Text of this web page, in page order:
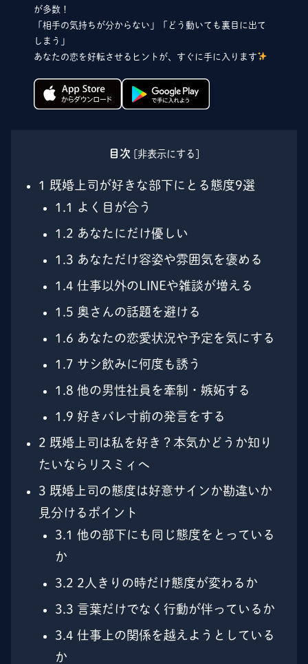
が多数！
「相手の気持ちが分からない」「どう動いても裏目に出て
しまう」
あなたの恋を好転させるヒントが、すぐに手に入ります
目次 [非表示にする ]
1
既婚上司が好きな部下にとる態度9選
1.1
よく目が合う
1.2 あなたにだけ優しい
1.3 あなただけ容姿や雰囲気を褒める
1.4 仕事以外のLINEや雑談が増える
1.5 奥さんの話題を避ける
1.6 あなたの恋愛状況や予定を気にする
1.7 サシ飲みに何度も誘う
1.8 他の男性社員を牽制・嫉妬する
1.9 好きバレ寸前の発言をする
2 既婚上司は私を好き？本気かどうか知り
たいならリスミィへ
3 既婚上司の態度は好意サインか勘違いか
見分けるポイント
3.1 他の部下にも同じ態度をとっている
か
3.2 2人きりの時だけ態度が変わるか
3.3 言葉だけでなく行動が伴っているか
3.4 仕事上の関係を越えようとしている
か